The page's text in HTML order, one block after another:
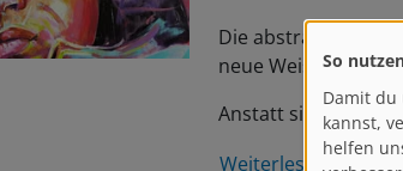
Die abstrakte
neue Weise zu
Anstatt sich auf
Weiterlesen
So
Damit du
kannst,
helfen